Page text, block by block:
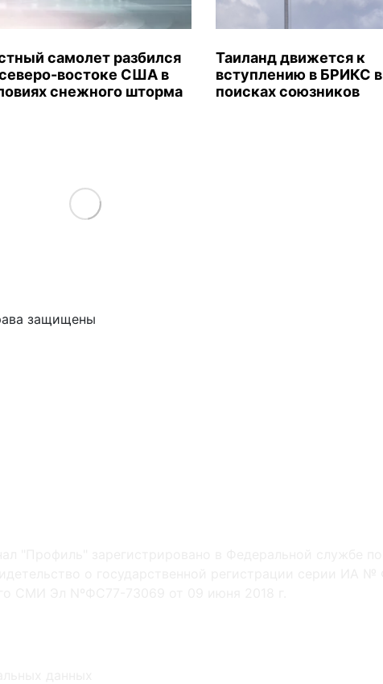
самолет разбился
востоке США в
снежного шторма
Таиланд движется к
вступлению в БРИКС в
поисках союзников
Load More
защищены